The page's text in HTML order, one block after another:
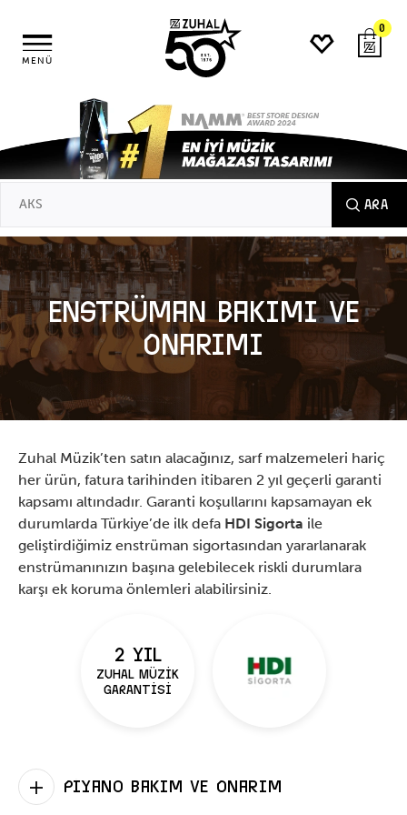
MENÜ
0
ARA
Enstrüman Bakımı ve
Onarımı
Zuhal Müzik’ten satın alacağınız, sarf malzemeleri hariç
her ürün, fatura tarihinden itibaren 2 yıl geçerli garanti
kapsamı altındadır. Garanti koşullarını kapsamayan ek
durumlarda Türkiye’de ilk defa HDI Sigorta ile
geliştirdiğimiz enstrüman sigortasından yararlanarak
enstrümanınızın başına gelebilecek riskli durumlara
karşı ek koruma önlemleri alabilirsiniz.
2 YIL
ZUHAL MÜZİK
GARANTİSİ
Piyano Bakım ve Onarım